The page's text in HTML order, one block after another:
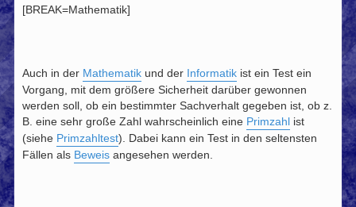
[BREAK=Mathematik]
Auch in der Mathematik und der Informatik ist ein Test ein
Vorgang, mit dem größere Sicherheit darüber gewonnen
werden soll, ob ein bestimmter Sachverhalt gegeben ist, ob z.
B. eine sehr große Zahl wahrscheinlich eine Primzahl ist
(siehe Primzahltest). Dabei kann ein Test in den seltensten
Fällen als Beweis angesehen werden.